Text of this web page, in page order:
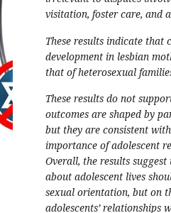
visitation, foster care, and
These results indicate that
development in lesbian
that of heterosexual
These results do not
outcomes are shaped by
but they are consistent
importance of adolescent
Overall, the results
about adolescent lives
sexual orientation, but on
adolescents’ relationships